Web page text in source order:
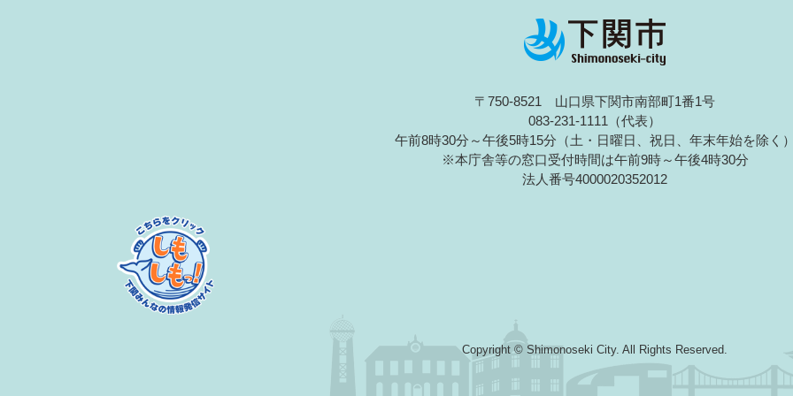
〒750-8521 山口県下関市南部町1番1号
083-231-1111（代表）
午前8時30分～午後5時15分（土・日曜日、祝日、年末年始を除く
※本庁舎等の窓口受付時間は午前9時～午後4時30分
法人番号4000020352012
Copyright © Shimonoseki City. All Rights Reserved.